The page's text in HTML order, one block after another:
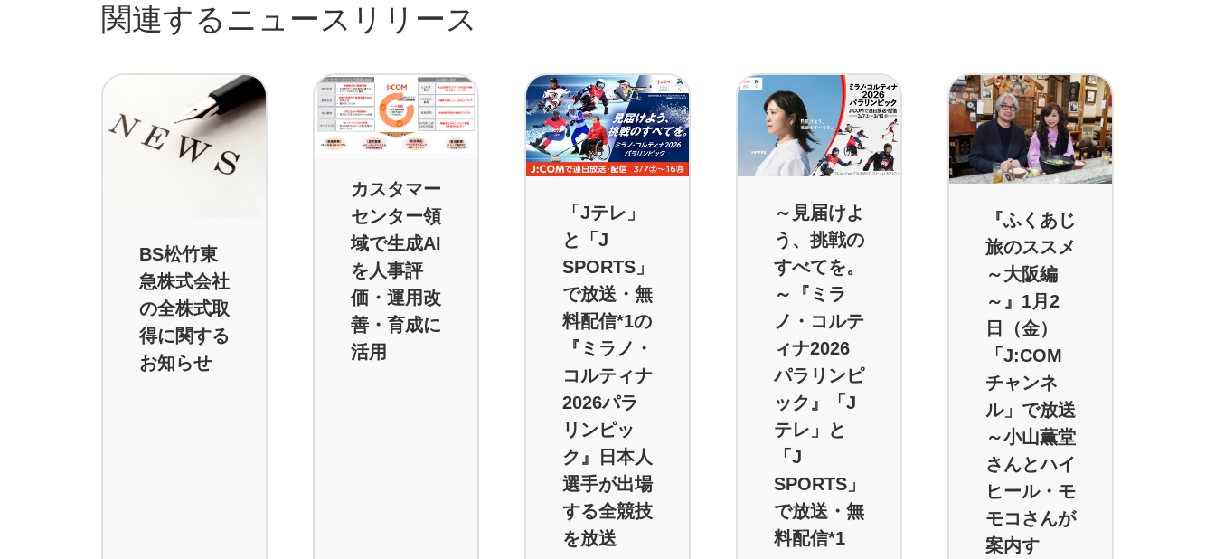
関連するニュースリリース
BS松竹東
急株式会社
の全株式取
得に関する
お知らせ
カスタマー
センター領
域で生成AI
を人事評
価・運用改
善・育成に
活用
「Jテレ」
と「J
SPORTS」
で放送・無
料配信*1の
『ミラノ・
コルティナ
2026パラ
リンピッ
ク』日本人
選手が出場
する全競技
を放送
～見届けよ
う、挑戦の
すべてを。
～『ミラ
ノ・コルテ
ィナ2026
パラリンピ
ック』「J
テレ」と
「J
SPORTS」
で放送・無
料配信*1
『ふくあじ
旅のススメ
～大阪編
～』1月2
日（金）
「J:COM
チャンネ
ル」で放送
～小山薫堂
さんとハイ
ヒール・モ
モコさんが
案内す